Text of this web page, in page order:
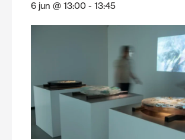
6 jun @ 13:00 - 13:45